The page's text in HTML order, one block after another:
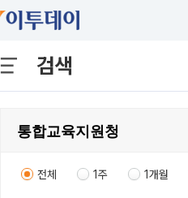
검색
전체 1주 1개월